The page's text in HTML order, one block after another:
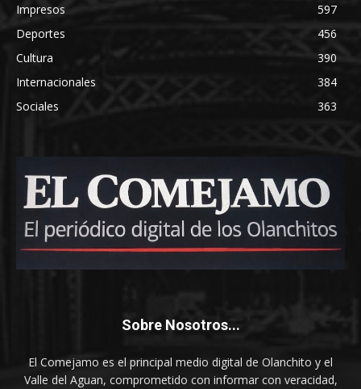
Impresos
597
Deportes
456
Cultura
390
Internacionales
384
Sociales
363
Sobre Nosotros...
El Comejamo es el principal medio digital de Olanchito y el
Valle del Aguan, comprometido con informar con veracidad,